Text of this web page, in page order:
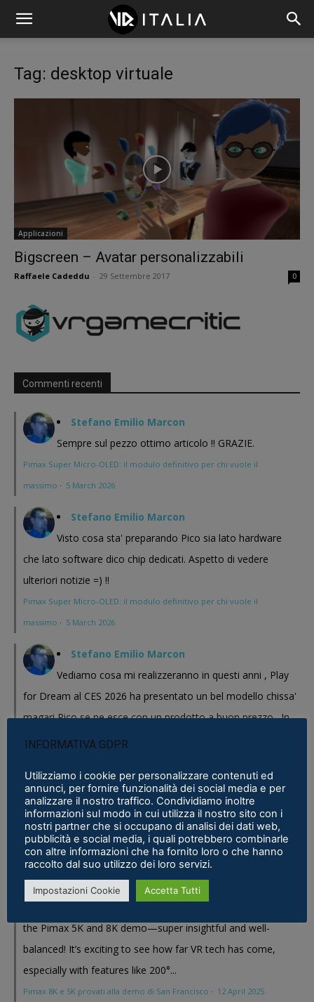
Tag: desktop virtuale
Applicazioni
Bigscreen – Avatar personalizzabili
Raffaele Cadeddu 29 Settembre 2017 0
Commenti recenti
Stefano Emilio Marcon
Sempre sul pezzo ottimo articolo !! GRAZIE.
Pimax Super Micro-OLED: il modulo definitivo per chi vuole il
massimo · 5 March 2026
Stefano Emilio Marcon
Visto cosa sta' preparando Pico sia lato hardware
che lato software dico chip dedicati. Aspetto di vedere
ulteriori notizie =) !!
Pimax Super Micro-OLED: il modulo definitivo per chi vuole il
massimo · 5 March 2026
Stefano Emilio Marcon
Vediamo cosa mi realizzeranno in questi anni , Play
for Dream al CES 2026 ha presentato un bel modello chissa'
magari Pico se ne esce con un prodotto a buon prezzo . In
sostanza i prodotti cinesi...
Quest - VR ITALIA·25 February 2026
Fabio
Se fosse disponibile lo prenderei al volo
Samsung Galaxy XR è realtà, ma ne avevamo bisogno? ·16 January 2026
Eric Marcus
the Pimax 5K and 8K demo—super insightful and well-
balanced! It’s exciting to see how far VR tech has come,
especially with features like 200°...
Pimax 8K e 5K provati alla demo di San Francisco · 12 April 2025
INFORMATIVA GDPR
Utilizziamo i cookie per personalizzare contenuti ed
annunci, per fornire funzionalità dei social media e per
analizzare il nostro traffico. Condividiamo inoltre
informazioni sul modo in cui utilizza il nostro sito con i
nostri partner che si occupano di analisi dei dati web,
pubblicità e social media, i quali potrebbero combinarle
con altre informazioni che ha fornito loro o che hanno
raccolto dal suo utilizzo dei loro servizi.
Impostazioni Cookie Accetta Tutti